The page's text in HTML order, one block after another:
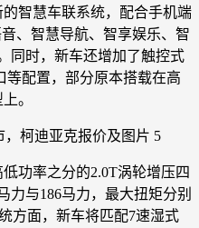
智慧车联系统，配合手机端
、智慧导航、智享娱乐、智
同时，新车还增加了触控式
等配置，部分原本搭载在高
。
功率之分的2.0T涡轮增压四
力与186马力，最大扭矩分别
方面，新车将匹配7速湿式